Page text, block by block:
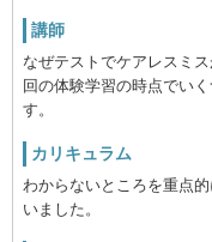
講師
なぜテストでケアレスミ
回の体験学習の時点でい
す。
カリキュラム
わからないところを重点
いました。